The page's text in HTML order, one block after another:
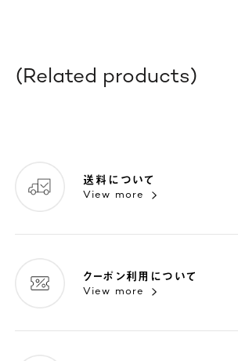
Related products
送料について
View more
クーポン利用について
View more